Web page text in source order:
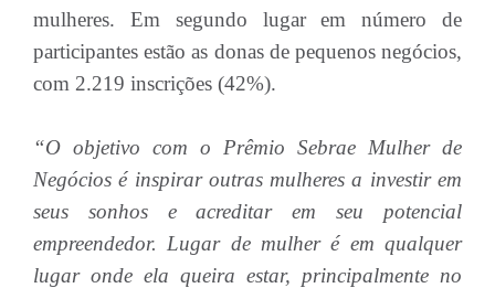
mulheres. Em segundo lugar em número de
participantes estão as donas de pequenos negócios,
com 2.219 inscrições (42%).
“O objetivo com o Prêmio Sebrae Mulher de
Negócios é inspirar outras mulheres a investir em
seus sonhos e acreditar em seu potencial
empreendedor. Lugar de mulher é em qualquer
lugar onde ela queira estar, principalmente no